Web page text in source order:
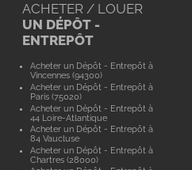
ACHETER / LOUER
UN DÉPÔT -
ENTREPÔT
Acheter un Dépôt - Entrepôt à
Vincennes (94300)
Acheter un Dépôt - Entrepôt à
Paris (75020)
Acheter un Dépôt - Entrepôt à
44 Loire-Atlantique
Acheter un Dépôt - Entrepôt à
84 Vaucluse
Acheter un Dépôt - Entrepôt à
Chartres (28000)